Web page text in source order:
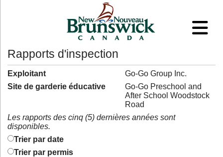
Rapports d'inspection
Exploitant
Go-Go Group Inc.
Site de garderie éducative
Go-Go Preschool and
After School Woodstock
Road
Les rapports des cinq (5) dernières années sont
disponibles.
Trier par date
Trier par permis